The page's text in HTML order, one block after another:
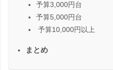
予算3,000円台
予算5,000円台
予算10,000円以上
まとめ